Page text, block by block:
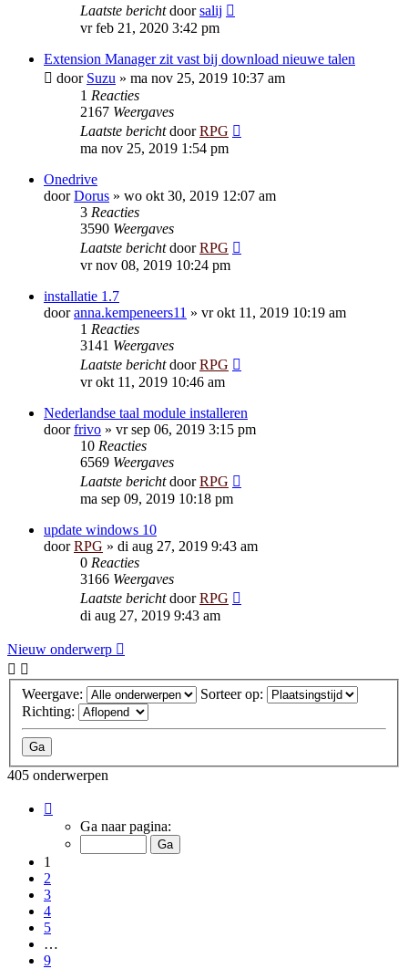
Laatste berichtdoorsalij
vr feb 21, 2020 3:42 pm
Extension Manager zit vast bij download nieuwe talen
door Suzu » ma nov 25, 2019 10:37 am
1 Reacties
2167 Weergaves
Laatste berichtdoorRPG
ma nov 25, 2019 1:54 pm
Onedrive
doorDorus » wo okt 30, 2019 12:07 am
3 Reacties
3590 Weergaves
Laatste berichtdoorRPG
vr nov 08, 2019 10:24 pm
installatie 1.7
dooranna.kempeneers11 » vr okt 11, 2019 10:19 am
1 Reacties
3141 Weergaves
Laatste berichtdoorRPG
vr okt 11, 2019 10:46 am
Nederlandse taal module installeren
doorfrivo » vr sep 06, 2019 3:15 pm
10 Reacties
6569 Weergaves
Laatste berichtdoorRPG
ma sep 09, 2019 10:18 pm
update windows 10
doorRPG » di aug 27, 2019 9:43 am
0 Reacties
3166 Weergaves
Laatste berichtdoorRPG
di aug 27, 2019 9:43 am
Nieuw onderwerp
Weergave:
Sorteer op:
Richting:
405 onderwerpen
van
Ga naar pagina:
1
2
3
4
5
…
9